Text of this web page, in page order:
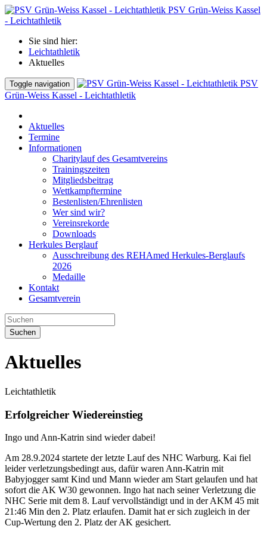
PSV Grün-Weiss Kassel
- Leichtathletik
Sie sind hier:
Leichtathletik
Aktuelles
Toggle navigation
PSV
Grün-Weiss Kassel - Leichtathletik
Aktuelles
Termine
Informationen
Charitylauf des Gesamtvereins
Trainingszeiten
Mitgliedsbeitrag
Wettkampftermine
Bestenlisten/Ehrenlisten
Wer sind wir?
Vereinsrekorde
Downloads
Herkules Berglauf
Ausschreibung des REHAmed Herkules-Berglaufs
2026
Medaille
Kontakt
Gesamtverein
Suchen
Aktuelles
Leichtathletik
Erfolgreicher Wiedereinstieg
Ingo und Ann-Katrin sind wieder dabei!
Am 28.9.2024 startete der letzte Lauf des NHC Warburg. Kai fiel
leider verletzungsbedingt aus, dafür waren Ann-Katrin mit
Babyjogger samt Kind und Mann wieder am Start gelaufen und hat
sofort die AK W30 gewonnen. Ingo hat nach seiner Verletzung die
NHC Serie mit dem 8. Lauf vervollständigt und in der AKM 45 mit
21:46 Min den 2. Platz erlaufen. Damit hat er sich zugleich in der
Cup-Wertung den 2. Platz der AK gesichert.